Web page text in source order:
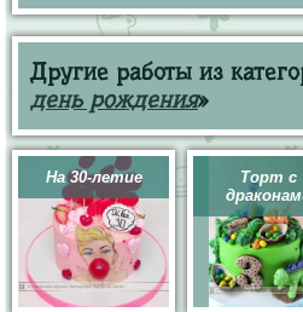
Другие работы из
день рождения»
На 30-летие
Торт с